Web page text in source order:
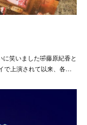
笑いました🤣藤原紀香と
で上演されて以来、各…